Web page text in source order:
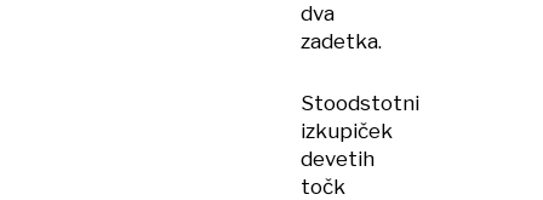
dva
zadetka.
Stoodstotni
izkupiček
devetih
točk